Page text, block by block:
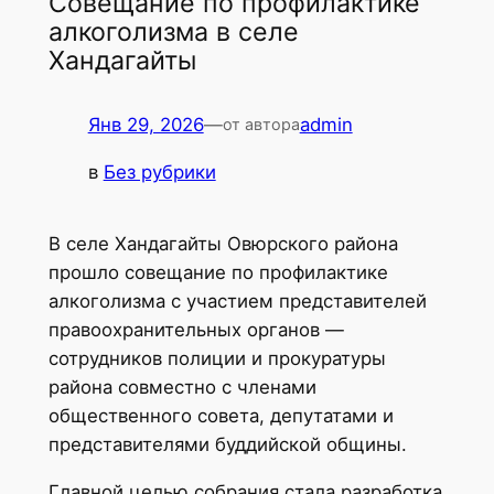
алкоголизма в селе
Хандагайты
Янв 29, 2026—от автораadmin
в Без рубрики
В селе Хандагайты Овюрского района
прошло совещание по профилактике
алкоголизма с участием представителей
правоохранительных органов —
сотрудников полиции и прокуратуры
района совместно с членами
общественного совета, депутатами и
представителями буддийской общины.